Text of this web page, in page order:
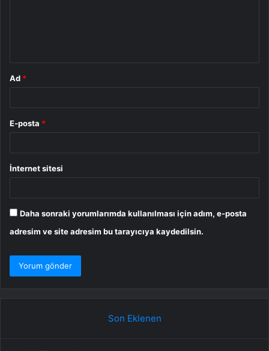
Ad *
E-posta *
İnternet sitesi
Daha sonraki yorumlarımda kullanılması için adım, e-posta
adresim ve site adresim bu tarayıcıya kaydedilsin.
Son Eklenen